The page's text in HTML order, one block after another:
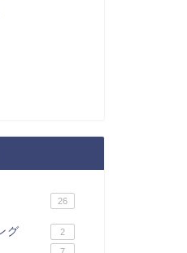
26
グ 2